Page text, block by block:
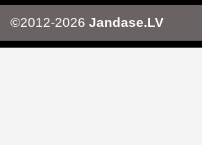
©2012-2026 Jandase.LV